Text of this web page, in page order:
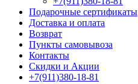
Подарочные сертификаты
Доставка и оплата
Возврат
Пункты самовывоза
Контакты
Скидки и Акции
+7(911)380-18-81